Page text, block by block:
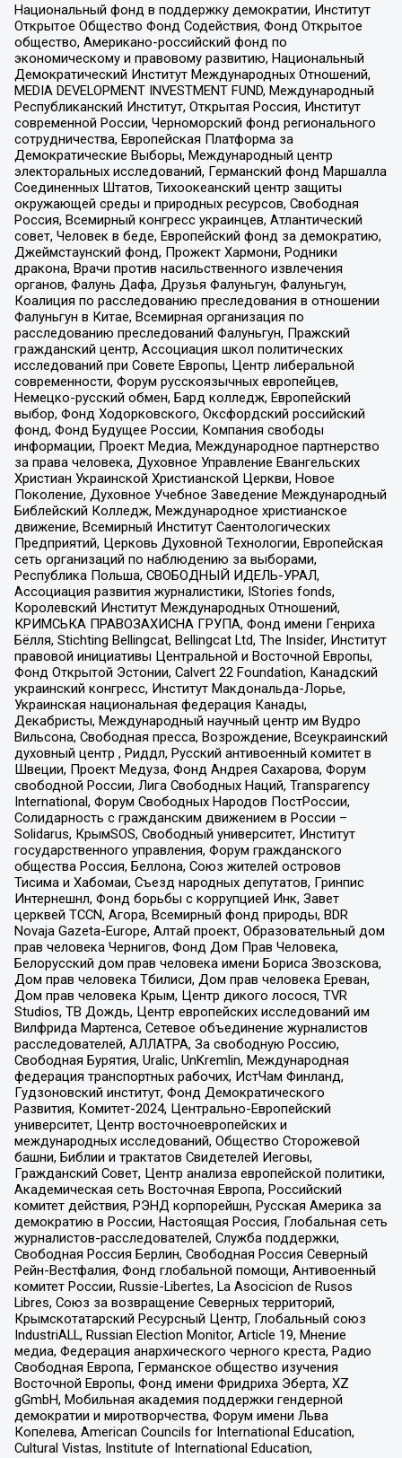
Национальный фонд в поддержку демократии, Институт
Открытое Общество Фонд Содействия, Фонд Открытое
общество, Американо-российский фонд по
экономическому и правовому развитию, Национальный
Демократический Институт Международных Отношений,
MEDIA DEVELOPMENT INVESTMENT FUND, Международный
Республиканский Институт, Открытая Россия, Институт
современной России, Черноморский фонд регионального
сотрудничества, Европейская Платформа за
Демократические Выборы, Международный центр
электоральных исследований, Германский фонд Маршалла
Соединенных Штатов, Тихоокеанский центр защиты
окружающей среды и природных ресурсов, Свободная
Россия, Всемирный конгресс украинцев, Атлантический
совет, Человек в беде, Европейский фонд за демократию,
Джеймстаунский фонд, Прожект Хармони, Родники
дракона, Врачи против насильственного извлечения
органов, Фалунь Дафа, Друзья Фалуньгун, Фалуньгун,
Коалиция по расследованию преследования в отношении
Фалуньгун в Китае, Всемирная организация по
расследованию преследований Фалуньгун, Пражский
гражданский центр, Ассоциация школ политических
исследований при Совете Европы, Центр либеральной
современности, Форум русскоязычных европейцев,
Немецко-русский обмен, Бард колледж, Европейский
выбор, Фонд Ходорковского, Оксфордский российский
фонд, Фонд Будущее России, Компания свободы
информации, Проект Медиа, Международное партнерство
за права человека, Духовное Управление Евангельских
Христиан Украинской Христианской Церкви, Новое
Поколение, Духовное Учебное Заведение Международный
Библейский Колледж, Международное христианское
движение, Всемирный Институт Саентологических
Предприятий, Церковь Духовной Технологии, Европейская
сеть организаций по наблюдению за выборами,
Республика Польша, СВОБОДНЫЙ ИДЕЛЬ-УРАЛ,
Ассоциация развития журналистики, IStories fonds,
Королевский Институт Международных Отношений,
КРИМСЬКА ПРАВОЗАХИСНА ГРУПА, Фонд имени Генриха
Бёлля, Stichting Bellingcat, Bellingcat Ltd, The Insider, Институт
правовой инициативы Центральной и Восточной Европы,
Фонд Открытой Эстонии, Calvert 22 Foundation, Канадский
украинский конгресс, Институт Макдональда-Лорье,
Украинская национальная федерация Канады,
Декабристы, Международный научный центр им Вудро
Вильсона, Свободная пресса, Возрождение, Всеукраинский
духовный центр , Риддл, Русский антивоенный комитет в
Швеции, Проект Медуза, Фонд Андрея Сахарова, Форум
свободной России, Лига Свободных Наций, Transparеncy
International, Форум Свободных Народов ПостРоссии,
Солидарность с гражданским движением в России –
Solidarus, КрымSOS, Свободный университет, Институт
государственного управления, Форум гражданского
общества Россия, Беллона, Союз жителей островов
Тисима и Хабомаи, Съезд народных депутатов, Гринпис
Интернешнл, Фонд борьбы с коррупцией Инк, Завет
церквей TCCN, Агора, Всемирный фонд природы, BDR
Novaja Gazeta-Europe, Алтай проект, Образовательный дом
прав человека Чернигов, Фонд Дом Прав Человека,
Белорусский дом прав человека имени Бориса Звозскова,
Дом прав человека Тбилиси, Дом прав человека Ереван,
Дом прав человека Крым, Центр дикого лосося, TVR
Studios, ТВ Дождь, Центр европейских исследований им
Вилфрида Мартенса, Сетевое объединение журналистов
расследователей, АЛЛАТРА, За свободную Россию,
Свободная Бурятия, Uralic, UnKremlin, Международная
федерация транспортных рабочих, ИстЧам Финланд,
Гудзоновский институт, Фонд Демократического
Развития, Комитет-2024, Центрально-Европейский
университет, Центр восточноевропейских и
международных исследований, Общество Сторожевой
башни, Библии и трактатов Свидетелей Иеговы,
Гражданский Совет, Центр анализа европейской политики,
Академическая сеть Восточная Европа, Российский
комитет действия, РЭНД корпорейшн, Русская Америка за
демократию в России, Настоящая Россия, Глобальная сеть
журналистов-расследователей, Служба поддержки,
Свободная Россия Берлин, Свободная Россия Северный
Рейн-Вестфалия, Фонд глобальной помощи, Антивоенный
комитет России, Russie-Libertes, La Asocicion de Rusos
Libres, Союз за возвращение Северных территорий,
Крымскотатарский Ресурсный Центр, Глобальный союз
IndustriALL, Russian Election Monitor, Article 19, Мнение
медиа, Федерация анархического черного креста, Радио
Свободная Европа, Германское общество изучения
Восточной Европы, Фонд имени Фридриха Эберта, XZ
gGmbH, Мобильная академия поддержки гендерной
демократии и миротворчества, Форум имени Льва
Копелева, American Councils for International Education,
Cultural Vistas, Institute of International Education,